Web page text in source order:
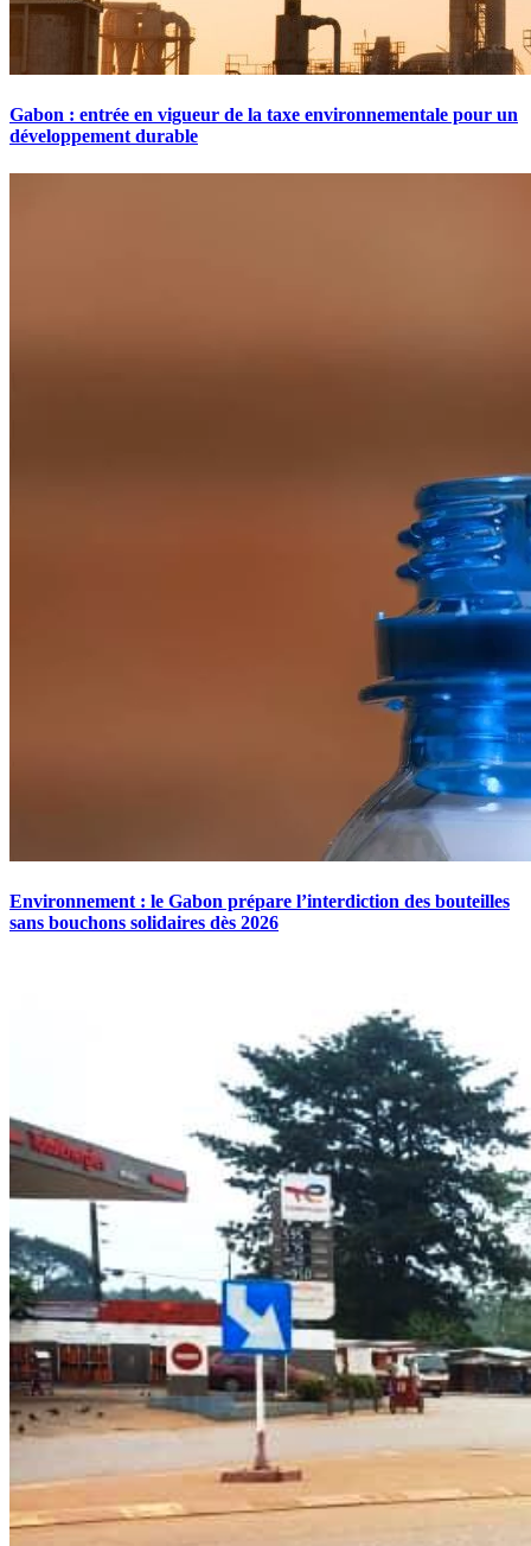
Gabon : entrée en vigueur de la taxe environnementale pour un
développement durable
Environnement : le Gabon prépare l’interdiction des bouteilles
sans bouchons solidaires dès 2026